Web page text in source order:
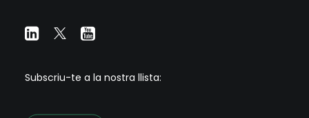
Subscriu-te a la nostra llista: